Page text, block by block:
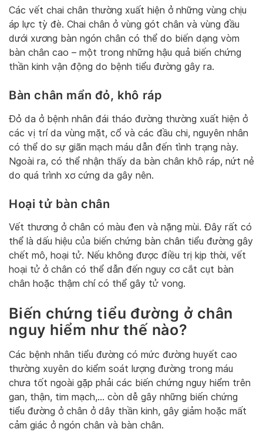
Các vết chai chân thường xuất hiện ở những vùng chịu
áp lực tỳ đè. Chai chân ở vùng gót chân và vùng đầu
dưới xương bàn ngón chân có thể do biến dạng vòm
bàn chân cao – một trong những hậu quả biến chứng
thần kinh vận động do bệnh tiểu đường gây ra.
Bàn chân mẩn đỏ, khô ráp
Đỏ da ở bệnh nhân đái tháo đường thường xuất hiện ở
các vị trí da vùng mặt, cổ và các đầu chi, nguyên nhân
có thể do sự giãn mạch máu dẫn đến tình trạng này.
Ngoài ra, có thể nhận thấy da bàn chân khô ráp, nứt nẻ
do quá trình xơ cứng da gây nên.
Hoại tử bàn chân
Vết thương ở chân có màu đen và nặng mùi. Đây rất có
thể là dấu hiệu của biến chứng bàn chân tiểu đường gây
chết mô, hoại tử. Nếu không được điều trị kịp thời, vết
hoại tử ở chân có thể dẫn đến nguy cơ cắt cụt bàn
chân hoặc thậm chí có thể gây tử vong.
Biến chứng tiểu đường ở chân
nguy hiểm như thế nào?
Các bệnh nhân tiểu đường có mức đường huyết cao
thường xuyên do kiểm soát lượng đường trong máu
chưa tốt ngoài gặp phải các biến chứng nguy hiểm trên
gan, thận, tim mạch,… còn dễ gây những biến chứng
tiểu đường ở chân ở dây thần kinh, gây giảm hoặc mất
cảm giác ở ngón chân và bàn chân.